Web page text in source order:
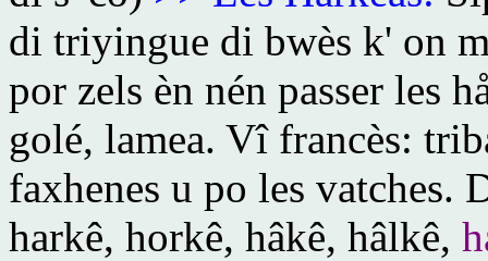
di triyingue di bwès k' on
por zels èn nén passer les
golé, lamea. Vî francès:
faxhenes u po les vatches.
harkê, horkê, hâkê, hâlkê,